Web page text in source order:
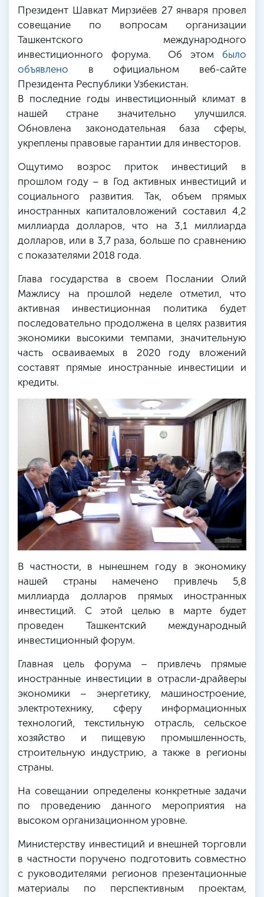
Президент Шавкат Мирзиёев 27 января провел
совещание по вопросам организации
Ташкентского международного
инвестиционного форума. Об этом
было
объявлено в официальном веб-сайте
Президента Республики Узбекистан.
В последние годы инвестиционный климат в
нашей стране значительно улучшился.
Обновлена законодательная база сферы,
укреплены правовые гарантии для инвесторов.
Ощутимо возрос приток инвестиций в
прошлом году – в Год активных инвестиций и
социального развития. Так, объем прямых
иностранных капиталовложений составил 4,2
миллиарда долларов, что на 3,1 миллиарда
долларов, или в 3,7 раза, больше по сравнению
с показателями 2018 года.
Глава государства в своем Послании Олий
Мажлису на прошлой неделе отметил, что
активная инвестиционная политика будет
последовательно продолжена в целях развития
экономики высокими темпами, значительную
часть осваиваемых в 2020 году вложений
составят прямые иностранные инвестиции и
кредиты.
В частности, в нынешнем году в экономику
нашей страны намечено привлечь 5,8
миллиарда долларов прямых иностранных
инвестиций. С этой целью в марте будет
проведен Ташкентский международный
инвестиционный форум.
Главная цель форума – привлечь прямые
иностранные инвестиции в отрасли-драйверы
экономики – энергетику, машиностроение,
электротехнику, сферу информационных
технологий, текстильную отрасль, сельское
хозяйство и пищевую промышленность,
строительную индустрию, а также в регионы
страны.
На совещании определены конкретные задачи
по проведению данного мероприятия на
высоком организационном уровне.
Министерству инвестиций и внешней торговли
в частности поручено подготовить совместно
с руководителями регионов презентационные
материалы по перспективным проектам,